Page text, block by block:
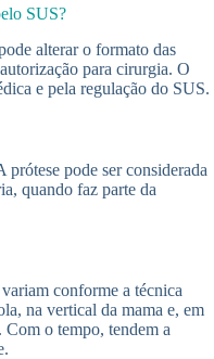
SUS?
alterar o formato das
para cirurgia. O
e pela regulação do SUS.
prótese pode ser considerada
quando faz parte da
conforme a técnica
na vertical da mama e, em
Com o tempo, tendem a